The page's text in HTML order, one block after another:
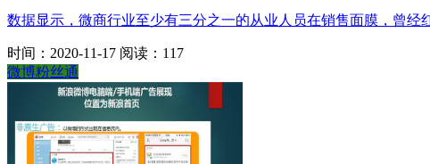
数据显示，微商行业至少有三分之一的从业人员在销售面膜，曾
时间：2020-11-17 阅读：117
微博粉丝通